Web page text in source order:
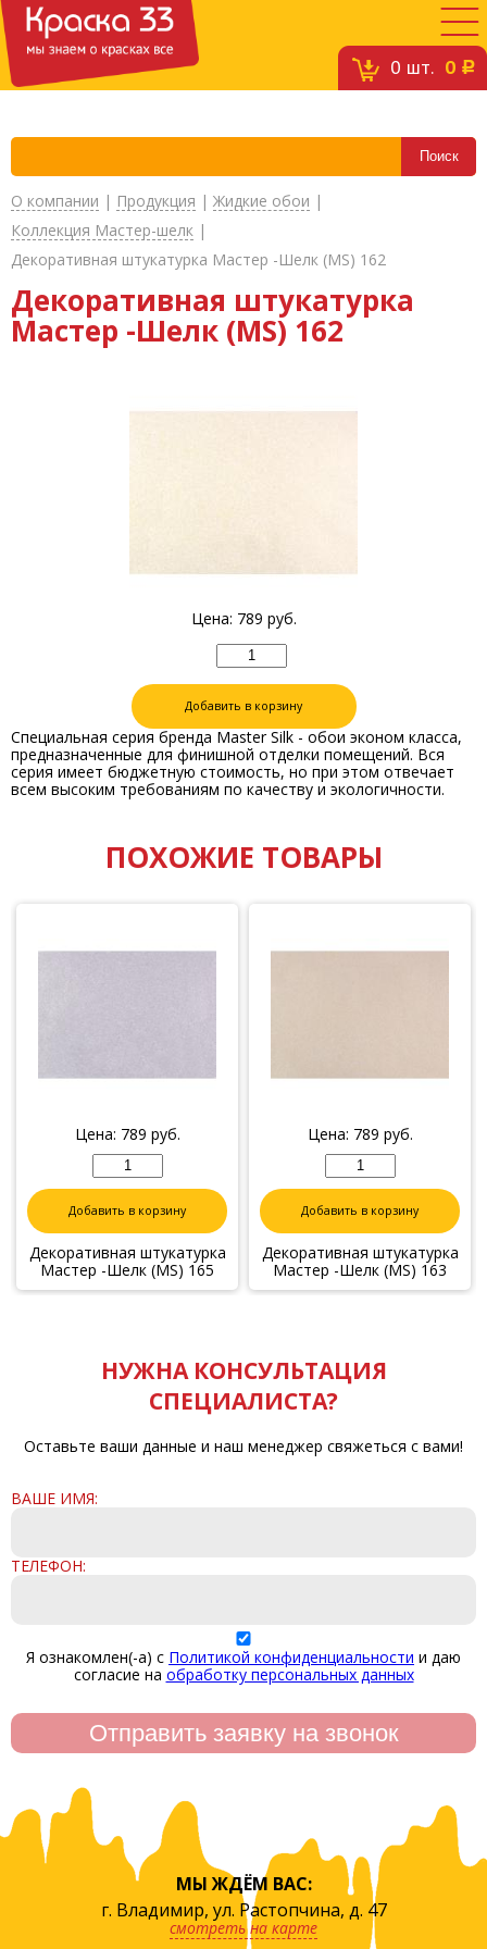
0 шт. 0 c
О компании | Продукция | Жидкие обои |
Коллекция Мастер-шелк |
Декоративная штукатурка Мастер -Шелк (MS) 162
Декоративная штукатурка
Мастер -Шелк (MS) 162
Цена: 789 руб.
Добавить в корзину
Специальная серия бренда Master Silk - обои эконом класса,
предназначенные для финишной отделки помещений. Вся
серия имеет бюджетную стоимость, но при этом отвечает
всем высоким требованиям по качеству и экологичности.
ПОХОЖИЕ ТОВАРЫ
Цена: 789 руб.
Добавить в корзину
Декоративная штукатурка
Мастер -Шелк (MS) 165
Цена: 789 руб.
Добавить в корзину
Декоративная штукатурка
Мастер -Шелк (MS) 163
НУЖНА КОНСУЛЬТАЦИЯ
СПЕЦИАЛИСТА?
Оставьте ваши данные и наш менеджер свяжеться с вами!
ВАШЕ ИМЯ:
ТЕЛЕФОН:
Я ознакомлен(-а) с Политикой конфиденциальности и даю
согласие на обработку персональных данных
МЫ ЖДЁМ ВАС:
г. Владимир, ул. Растопчина, д. 47
смотреть на карте